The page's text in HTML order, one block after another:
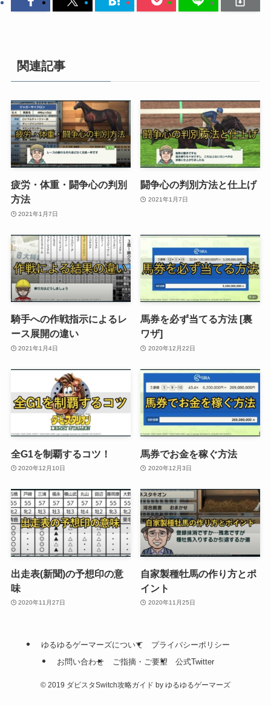
関連記事
疲労・体重・闘争心の判別
方法
2021年1月7日
闘争心の判別方法と仕上げ
2021年1月7日
騎手への作戦指示によるレ
ース展開の違い
2021年1月4日
馬券を必ず当てる方法 [裏
ワザ]
2020年12月22日
全G1を制覇するコツ！
2020年12月10日
馬券でお金を稼ぐ方法
2020年12月3日
出走表(新聞)の予想印の意
味
2020年11月27日
自家製種牡馬の作り方とポ
イント
2020年11月25日
ゆるゆるゲーマーズについて
プライバシーポリシー
お問い合わせ
ご指摘・ご要望 公式Twitter
© 2019 ダビスタSwitch攻略ガイド by ゆるゆるゲーマーズ